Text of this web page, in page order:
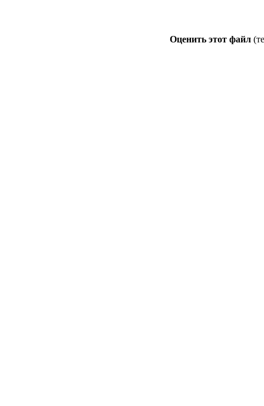
Оценить этот файл